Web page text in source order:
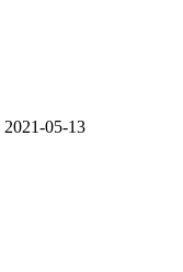
2021-05-13